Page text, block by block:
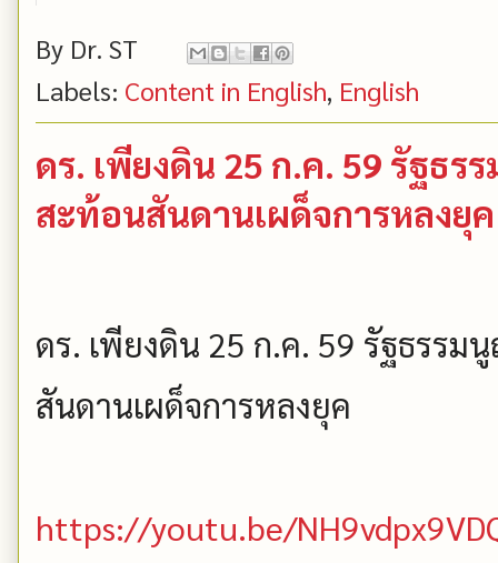
By Dr. ST
Labels: Content in English, English
ดร. เพียงดิน 25 ก.ค. 59 รัฐธ
สะท้อนสันดานเผด็จการหลงยุ
ดร. เพียงดิน 25 ก.ค. 59 รัฐธรร
สันดานเผด็จการหลงยุค
https://youtu.be/